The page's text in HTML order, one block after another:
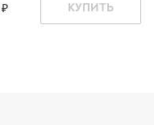
КУПИТЬ